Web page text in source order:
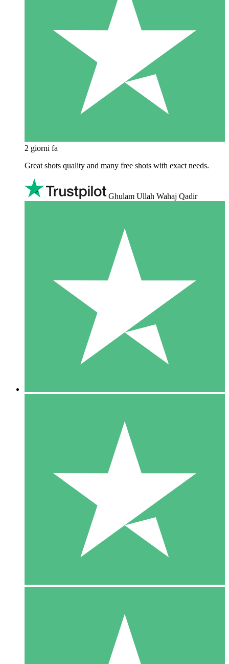
2 giorni fa
Great shots quality and many free shots with exact needs.
Ghulam Ullah Wahaj Qadir